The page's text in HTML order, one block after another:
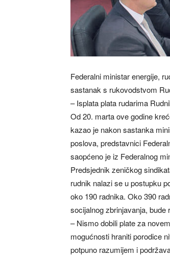
Federalni ministar energije,
sastanak s rukovodstvom
– Isplata plata rudarima
Od 20. marta ove godine
kazao je nakon sastanka
poslova, predstavnici
saopćeno je iz Federalnog
Predsjednik zeničkog
rudnik nalazi se u postupku
oko 190 radnika. Oko 390
socijalnog zbrinjavanja, bude
– Nismo dobili plate za
mogućnosti hraniti porodice
potpuno razumijem i